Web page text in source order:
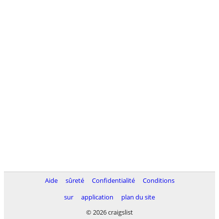
Aide sûreté Confidentialité
Conditions
sur
application
plan du site
© 2026 craigslist